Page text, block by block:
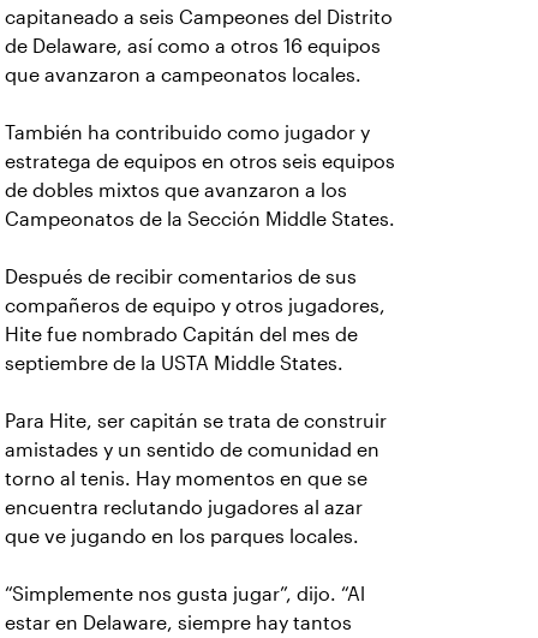
capitaneado a seis Campeones del Distrito
de Delaware, así como a otros 16 equipos
que avanzaron a campeonatos locales.
También ha contribuido como jugador y
estratega de equipos en otros seis equipos
de dobles mixtos que avanzaron a los
Campeonatos de la Sección Middle States.
Después de recibir comentarios de sus
compañeros de equipo y otros jugadores,
Hite fue nombrado Capitán del mes de
septiembre de la USTA Middle States.
Para Hite, ser capitán se trata de construir
amistades y un sentido de comunidad en
torno al tenis. Hay momentos en que se
encuentra reclutando jugadores al azar
que ve jugando en los parques locales.
“Simplemente nos gusta jugar”, dijo. “Al
estar en Delaware, siempre hay tantos